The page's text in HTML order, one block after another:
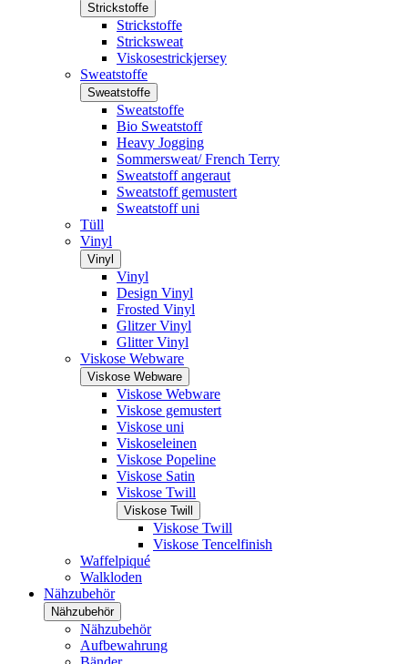
Strickstoffe
Strickstoffe
Stricksweat
Viskosestrickjersey
Sweatstoffe
Sweatstoffe
Sweatstoffe
Bio Sweatstoff
Heavy Jogging
Sommersweat/ French Terry
Sweatstoff angeraut
Sweatstoff gemustert
Sweatstoff uni
Tüll
Vinyl
Vinyl
Vinyl
Design Vinyl
Frosted Vinyl
Glitzer Vinyl
Glitter Vinyl
Viskose Webware
Viskose Webware
Viskose Webware
Viskose gemustert
Viskose uni
Viskoseleinen
Viskose Popeline
Viskose Satin
Viskose Twill
Viskose Twill
Viskose Twill
Viskose Tencelfinish
Waffelpiqué
Walkloden
Nähzubehör
Nähzubehör
Nähzubehör
Aufbewahrung